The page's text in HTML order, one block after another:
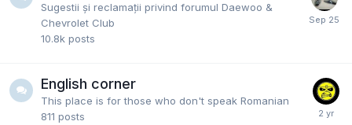
Sugestii și reclamații privind forumul Daewoo &
Chevrolet Club
10.8k posts
English corner
This place is for those who don't speak Romanian
811 posts